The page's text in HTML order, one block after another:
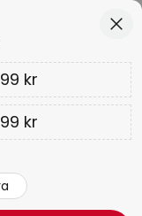
Europas
38S
% från 1799 kr-
>
kr
kr